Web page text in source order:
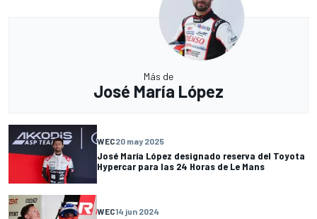
Más de
José María López
WEC20 may 2025
José María López designado reserva del Toyota
Hypercar para las 24 Horas de Le Mans
WEC14 jun 2024